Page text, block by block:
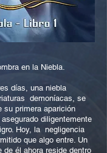
en la Niebla.
días, una niebla
demoníacas, se
su primera aparición
diligentemente
Hoy, la negligencia
que algo entre. Un
él ahora reside dentro